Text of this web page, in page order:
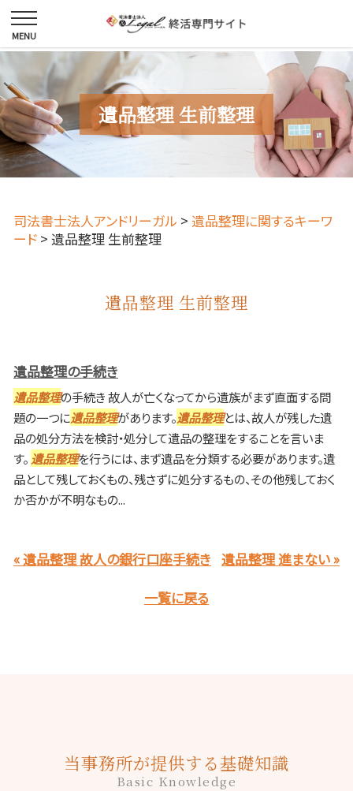
遺品整理 生前整理
司法書士法人アンドリーガル > 遺品整理に関するキーワ
ード > 遺品整理 生前整理
遺品整理 生前整理
遺品整理の手続き
遺品整理の手続き 故人が亡くなってから遺族がまず直面する問
題の一つに遺品整理があります。遺品整理とは、故人が残した遺
品の処分方法を検討・処分して遺品の整理をすることを言いま
す。遺品整理を行うには、まず遺品を分類する必要があります。遺
品として残しておくもの、残さずに処分するもの、その他残しておく
か否かが不明なもの...
« 遺品整理 故人の銀行口座手続き 遺品整理 進まない »
一覧に戻る
当事務所が提供する基礎知識
Basic Knowledge